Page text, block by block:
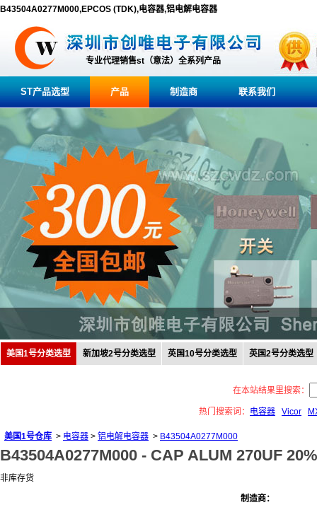
B43504A0277M000,EPCOS (TDK),电容器,铝电解电容器
专业代理销售st（意法）全系列产品
ST产品选型 产品 制造商 联系我们
美国1号分类选型 新加坡2号分类选型 英国10号分类选型 英国2号分类选型
在本站结果里搜索：
热门搜索词： 电容器 Vicor
美国1号仓库 > 电容器 > 铝电解电容器 > B43504A0277M000
B43504A0277M000 - CAP ALUM 270UF
非库存货
制造商：